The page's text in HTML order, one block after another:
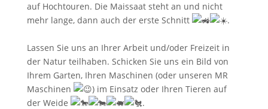
auf Hochtouren. Die Maissaat steht an und nicht
mehr lange, dann auch der erste Schnitt
.
Lassen Sie uns an Ihrer Arbeit und/oder Freizeit in
der Natur teilhaben. Schicken Sie uns ein Bild von
Ihrem Garten, Ihren Maschinen (oder unseren MR
Maschinen
) im Einsatz oder Ihren Tieren auf
der Weide
.